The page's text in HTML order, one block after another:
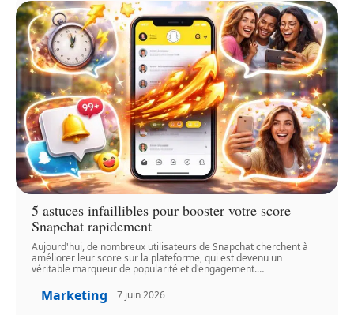
5 astuces infaillibles pour booster votre score
Snapchat rapidement
Aujourd'hui, de nombreux utilisateurs de Snapchat cherchent à
améliorer leur score sur la plateforme, qui est devenu un
véritable marqueur de popularité et d'engagement.…
Marketing 7 juin 2026